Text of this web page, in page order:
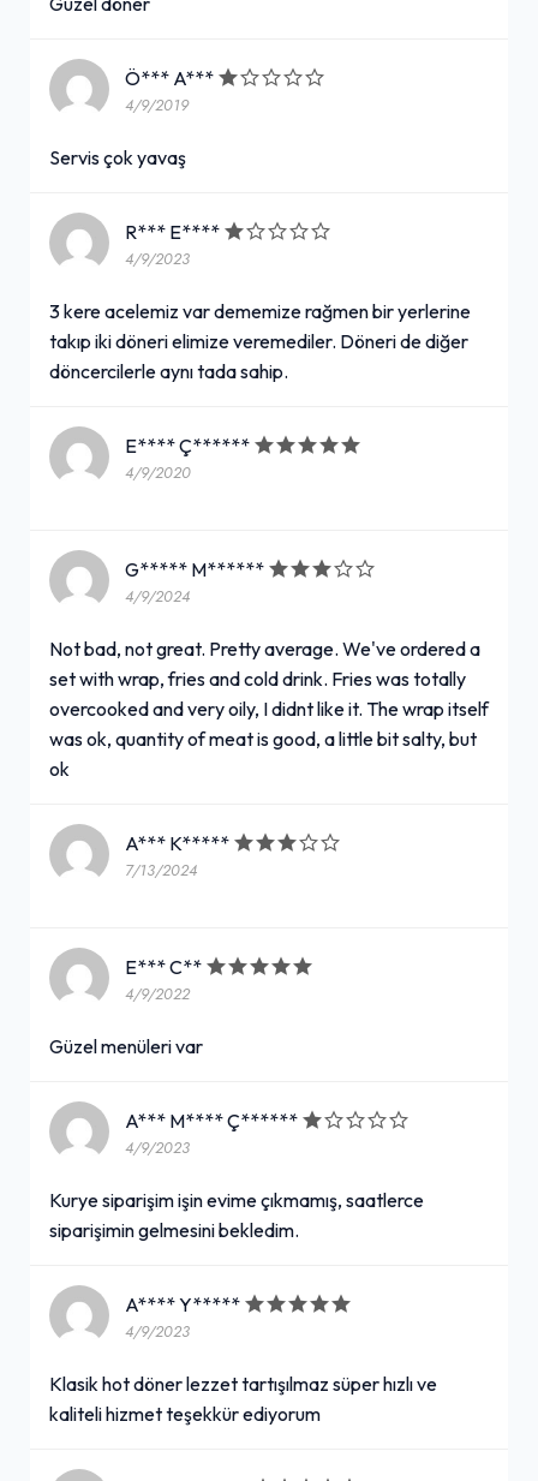
Ö*** A***
4/9/2019
Servis çok yavaş
R*** E****
4/9/2023
3 kere acelemiz var dememize rağmen bir yerlerine
takıp iki döneri elimize veremediler. Döneri de diğer
döncercilerle aynı tada sahip.
E**** Ç******
4/9/2020
G***** M******
4/9/2024
Not bad, not great. Pretty average. We've ordered a
set with wrap, fries and cold drink. Fries was totally
overcooked and very oily, I didnt like it. The wrap itself
was ok, quantity of meat is good, a little bit salty, but
ok
A*** K*****
7/13/2024
E*** C**
4/9/2022
Güzel menüleri var
A*** M**** Ç******
4/9/2023
Kurye siparişim işin evime çıkmamış, saatlerce
siparişimin gelmesini bekledim.
A**** Y*****
4/9/2023
Klasik hot döner lezzet tartışılmaz süper hızlı ve
kaliteli hizmet teşekkür ediyorum